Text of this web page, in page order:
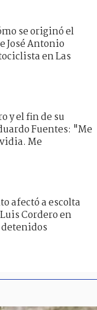
se originó el
José Antonio
en Las
y el fin de su
Fuentes: "Me
Me
afectó a escolta
Cordero en